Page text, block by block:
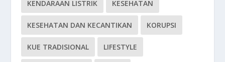
KENDARAAN LISTRIK KESEHATAN
KESEHATAN DAN KECANTIKAN KORUPSI
KUE TRADISIONAL LIFESTYLE